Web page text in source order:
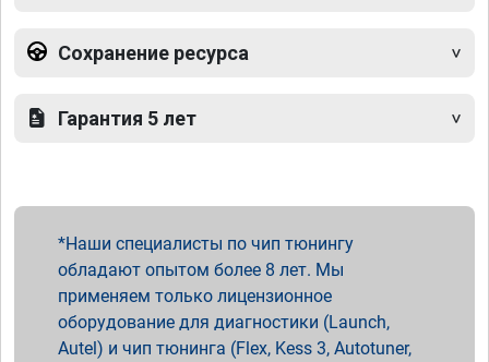
Сохранение ресурса
Гарантия 5 лет
Наши специалисты по чип тюнингу
обладают опытом более 8 лет. Мы
применяем только лицензионное
оборудование для диагностики (Launch,
Autel) и чип тюнинга (Flex, Kess 3, Autotuner,